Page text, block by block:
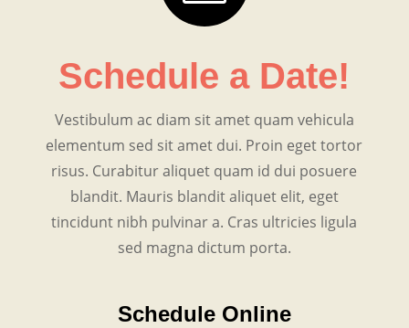
Schedule a Date!
Vestibulum ac diam sit amet quam vehicula
elementum sed sit amet dui. Proin eget tortor
risus. Curabitur aliquet quam id dui posuere
blandit. Mauris blandit aliquet elit, eget
tincidunt nibh pulvinar a. Cras ultricies ligula
sed magna dictum porta.
Schedule Online